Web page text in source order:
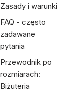
Zasady i warunki
FAQ - często
zadawane
pytania
Przewodnik po
rozmiarach:
Biżuteria